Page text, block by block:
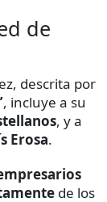
de
descrita por
, incluye a su
, y a
Erosa.
de los